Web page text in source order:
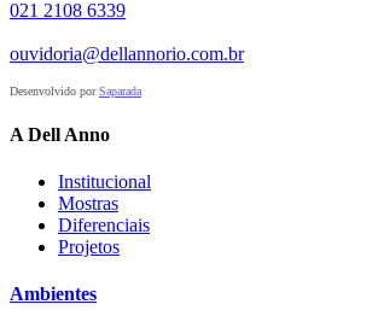
021 2108 6339
ouvidoria@dellannorio.com.br
Desenvolvido porSaparada
A Dell Anno
Institucional
Mostras
Diferenciais
Projetos
Ambientes